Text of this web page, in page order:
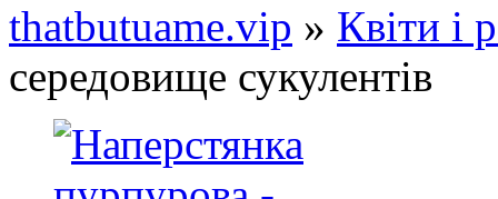
thatbutuame.vip » Квіти і
середовище сукулентів